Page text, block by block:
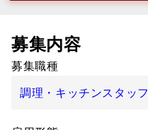
募集内容
募集職種
調理・キッチンスタッフ